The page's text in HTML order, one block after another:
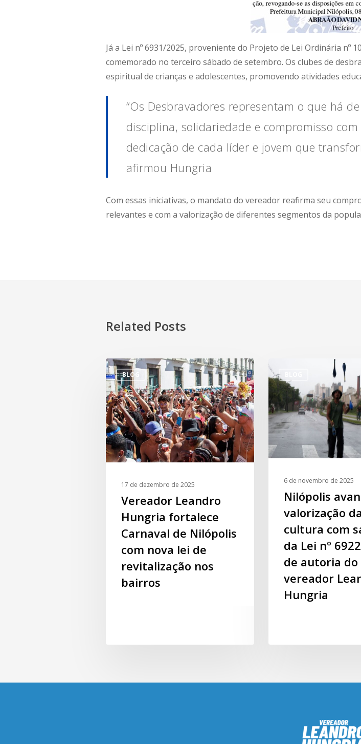
Já a Lei nº 6931/2025, proveniente do Projeto de Lei Ordinária
comemorado no terceiro sábado de setembro. Os clubes de
espiritual de crianças e adolescentes, promovendo atividades
“Os Desbravadores representam o que há
disciplina, solidariedade e compromisso
dedicação de cada líder e jovem que
afirmou Hungria
Com essas iniciativas, o mandato do vereador reafirma seu
relevantes e com a valorização de diferentes segmentos da
Related Posts
BLOG
17 de dezembro de 2025
Vereador Leandro
Hungria fortalece
Carnaval de Nilópolis
com nova lei de
revitalização nos
bairros
6 de novembro de 2025
Nilópolis
valorização da
cultura com
da Lei nº
de autoria do
vereador
Hungria